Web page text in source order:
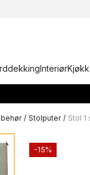
Interiør
/ Stolputer / Stol 1
-15%